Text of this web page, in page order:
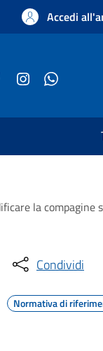
Accedi
la compagine
Condividi
Normativa di